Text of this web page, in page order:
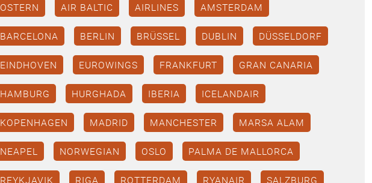
OSTERN AIR BALTIC AIRLINES AMSTERDAM
BARCELONA BERLIN BRÜSSEL DUBLIN DÜSSELDORF
EINDHOVEN EUROWINGS FRANKFURT GRAN CANARIA
HAMBURG HURGHADA IBERIA ICELANDAIR
KOPENHAGEN MADRID MANCHESTER MARSA ALAM
NEAPEL NORWEGIAN OSLO PALMA DE MALLORCA
REYKJAVIK RIGA ROTTERDAM RYANAIR SALZBURG